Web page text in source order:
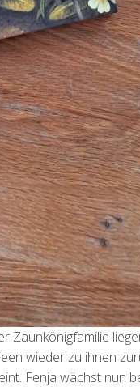
Zaunkönigfamilie
wieder zu ihnen
Fenja wächst nun